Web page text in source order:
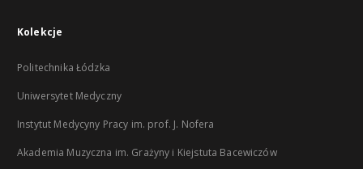
Kolekcje
Politechnika Łódzka
Uniwersytet Medyczny
Instytut Medycyny Pracy im. prof. J. Nofera
Akademia Muzyczna im. Grażyny i Kiejstuta Bacewiczów